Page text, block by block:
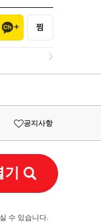
공지사항
수 있습니다.